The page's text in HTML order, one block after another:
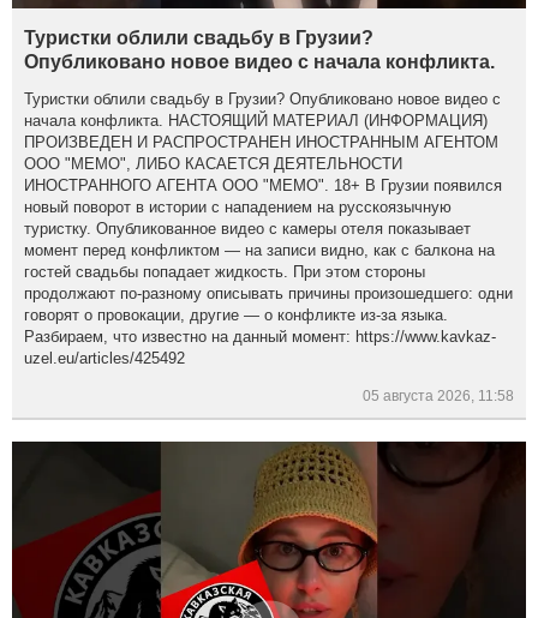
Туристки облили свадьбу в Грузии?
Опубликовано новое видео с начала конфликта.
Туристки облили свадьбу в Грузии? Опубликовано новое видео с
начала конфликта. НАСТОЯЩИЙ МАТЕРИАЛ (ИНФОРМАЦИЯ)
ПРОИЗВЕДЕН И РАСПРОСТРАНЕН ИНОСТРАННЫМ АГЕНТОМ
ООО "МЕМО", ЛИБО КАСАЕТСЯ ДЕЯТЕЛЬНОСТИ
ИНОСТРАННОГО АГЕНТА ООО "МЕМО". 18+ В Грузии появился
новый поворот в истории с нападением на русскоязычную
туристку. Опубликованное видео с камеры отеля показывает
момент перед конфликтом — на записи видно, как с балкона на
гостей свадьбы попадает жидкость. При этом стороны
продолжают по-разному описывать причины произошедшего: одни
говорят о провокации, другие — о конфликте из-за языка.
Разбираем, что известно на данный момент: https://www.kavkaz-
uzel.eu/articles/425492
05 августа 2026, 11:58